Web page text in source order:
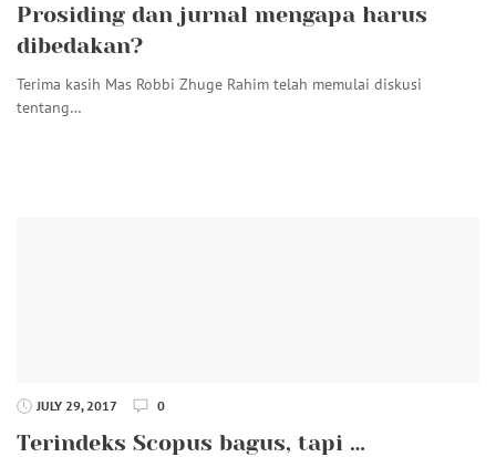
Prosiding dan jurnal mengapa harus
dibedakan?
Terima kasih Mas Robbi Zhuge Rahim telah memulai diskusi
tentang…
JULY 29, 2017 0
Terindeks Scopus bagus, tapi …